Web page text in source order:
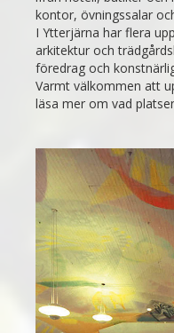
kontor, övningssalar
I Ytterjärna har flera
arkitektur och
föredrag och
Varmt välkommen att
läsa mer om vad